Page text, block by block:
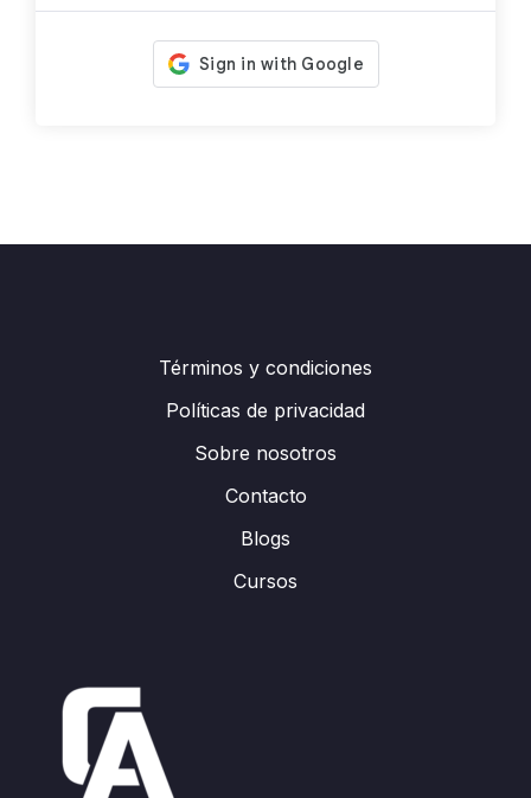
Términos y condiciones
Políticas de privacidad
Sobre nosotros
Contacto
Blogs
Cursos